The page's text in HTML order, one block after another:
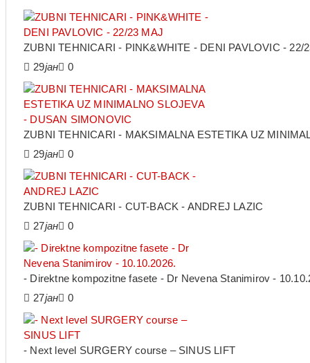
ZUBNI TEHNICARI - PINK&WHITE - DENI PAVLOVIC - 22/
29јан 0
ZUBNI TEHNICARI - MAKSIMALNA ESTETIKA UZ
29јан 0
ZUBNI TEHNICARI - CUT-BACK - ANDREJ LAZIC
27јан 0
- Direktne kompozitne fasete - Dr Nevena Stanimirov -
27јан 0
- Next level SURGERY course – SINUS LIFT